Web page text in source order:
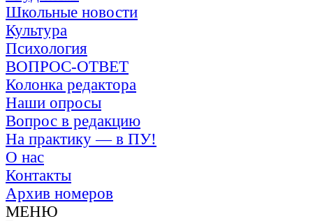
Школьные новости
Культура
Психология
ВОПРОС-ОТВЕТ
Колонка редактора
Наши опросы
Вопрос в редакцию
На практику — в ПУ!
О нас
Контакты
Архив номеров
МЕНЮ